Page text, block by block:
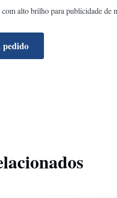
alto brilho para publicidade de
pedido